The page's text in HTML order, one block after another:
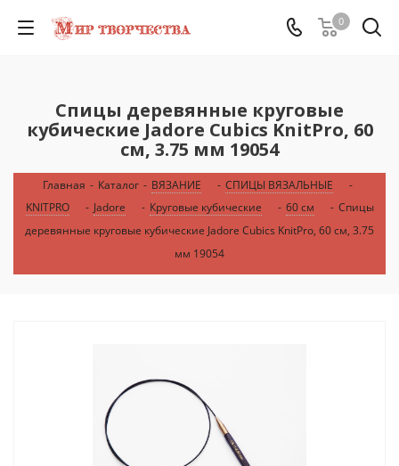
0
Спицы деревянные круговые
кубические Jadore Cubics KnitPro, 60
см, 3.75 мм 19054
Главная - Каталог - ВЯЗАНИЕ - СПИЦЫ ВЯЗАЛЬНЫЕ
-
KNITPRO
- Jadore - Круговые кубические - 60 см - Спицы
деревянные круговые кубические Jadore Cubics KnitPro, 60 см, 3.75
мм 19054